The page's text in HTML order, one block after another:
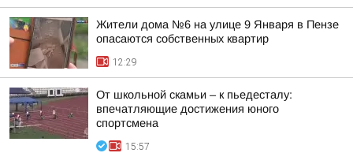
Жители дома №6 на улице 9 Января в Пензе
опасаются собственных квартир
12:29
От школьной скамьи – к пьедесталу:
впечатляющие достижения юного
спортсмена
15:57